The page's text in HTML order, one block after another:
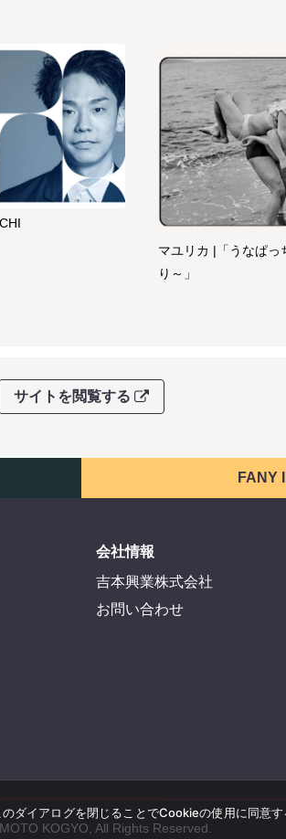
マユリカ |「うなぱっ
り～」
サイトを閲覧する
FANY
会社情報
吉本興業株式会社
お問い合わせ
KOGYO, All Rights Reserved.
イアログを閉じることでCookieの使用に同意す